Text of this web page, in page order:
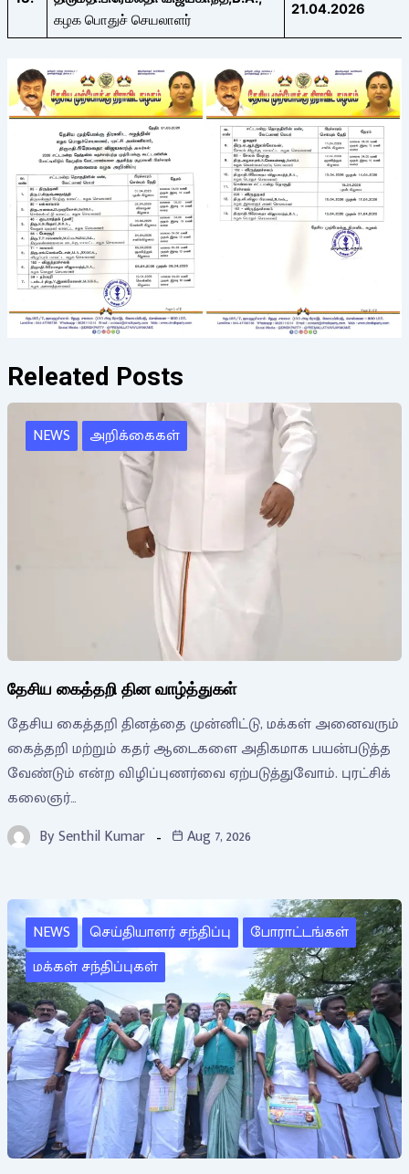
கழக பொதுச் செயலாளர்
21.04.2026
Releated Posts
NEWS அறிக்கைகள்
தேசிய கைத்தறி தின வாழ்த்துகள்
தேசிய கைத்தறி தினத்தை முன்னிட்டு, மக்கள் அனைவரும்
கைத்தறி மற்றும் கதர் ஆடைகளை அதிகமாக பயன்படுத்த
வேண்டும் என்ற விழிப்புணர்வை ஏற்படுத்துவோம். புரட்சிக்
கலைஞர்…
BySenthil Kumar Aug 7, 2026
NEWS செய்தியாளர் சந்திப்பு
போராட்டங்கள்
மக்கள் சந்திப்புகள்